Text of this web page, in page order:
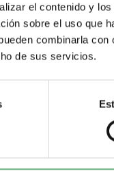
el contenido y
sobre el uso que
combinarla
de sus servicios.
SVHC
fuera del alcance